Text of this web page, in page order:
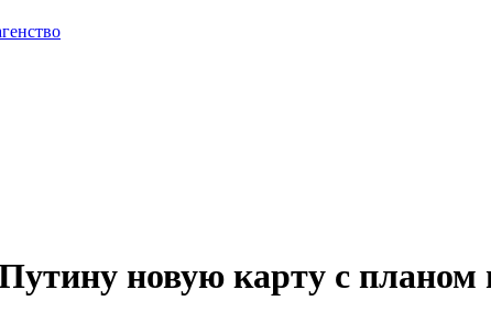
новую карту с планом